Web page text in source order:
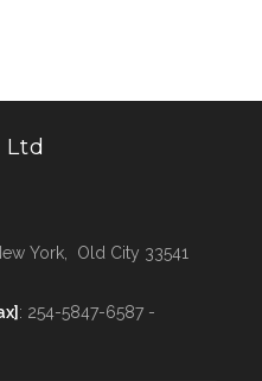
Ltd
York, Old City 33541
: 254-5847-6587 -